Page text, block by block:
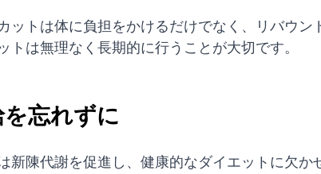
ットは体に負担をかけるだけでなく、リバウン
トは無理なく長期的に行うことが大切です。
忘れずに
新陳代謝を促進し、健康的なダイエットに欠か